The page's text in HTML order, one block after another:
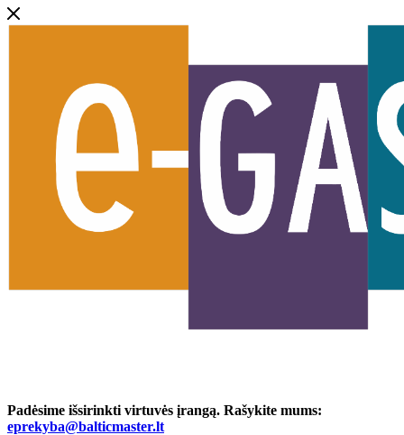
Padėsime išsirinkti virtuvės įrangą. Rašykite mums:
eprekyba@balticmaster.lt